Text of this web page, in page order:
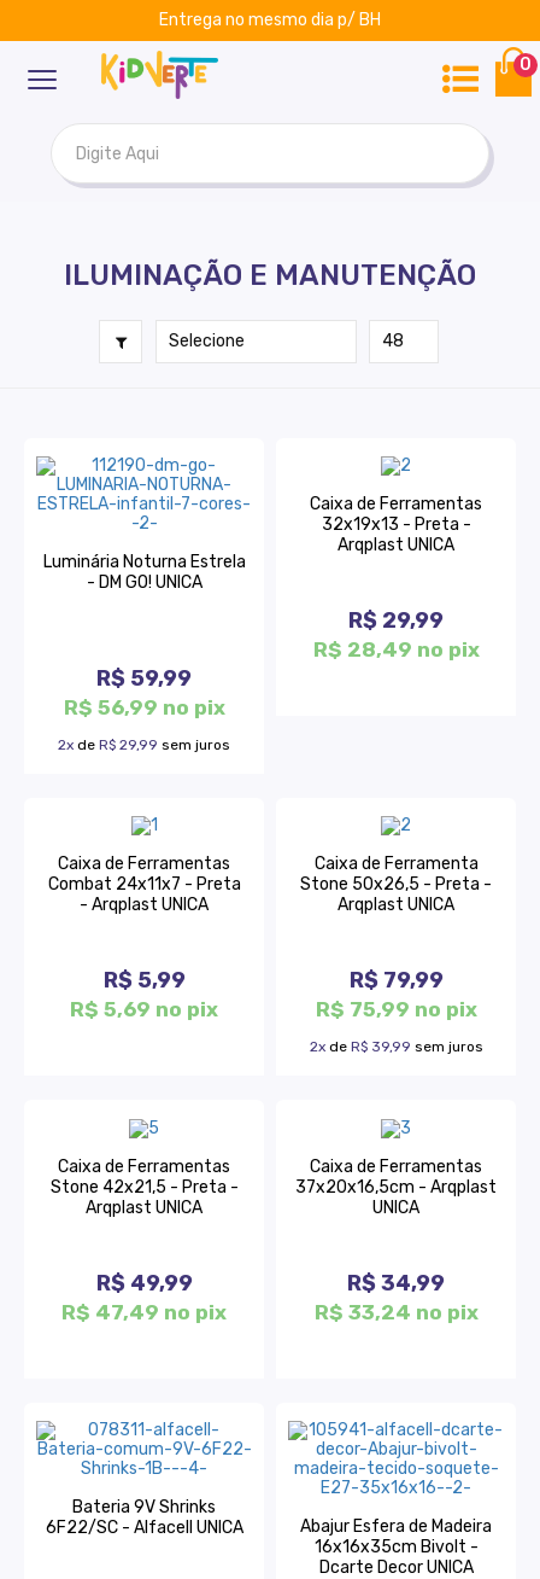
Entrega no mesmo dia p/ BH
0
Kidverte
ILUMINAÇÃO E MANUTENÇÃO
Luminária Noturna Estrela
- DM GO! UNICA
R$ 59,99
R$ 56,99 no pix
2x de R$ 29,99 sem juros
Caixa de Ferramentas
32x19x13 - Preta -
Arqplast UNICA
R$ 29,99
R$ 28,49 no pix
Caixa de Ferramentas
Combat 24x11x7 - Preta
- Arqplast UNICA
R$ 5,99
R$ 5,69 no pix
Caixa de Ferramenta
Stone 50x26,5 - Preta -
Arqplast UNICA
R$ 79,99
R$ 75,99 no pix
2xde R$ 39,99 sem juros
Caixa de Ferramentas
Stone 42x21,5 - Preta -
Arqplast UNICA
R$ 49,99
R$ 47,49 no pix
Caixa de Ferramentas
37x20x16,5cm - Arqplast
UNICA
R$ 34,99
R$ 33,24 no pix
Bateria 9V Shrinks
6F22/SC - Alfacell UNICA
Abajur Esfera de Madeira
16x16x35cm Bivolt -
Dcarte Decor UNICA